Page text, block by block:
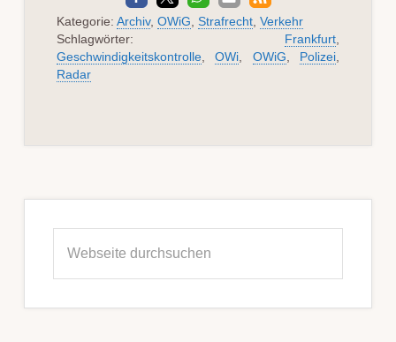
Kategorie: Archiv, OWiG Strafrecht, Verkehr
Schlagwörter: Frankfurt
Geschwindigkeitskontrolle,OWi OWiG Polizei
Radar